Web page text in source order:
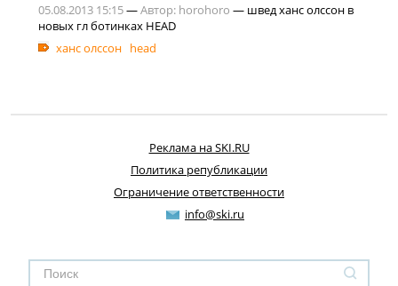
05.08.2013 15:15—Автор: horohoro — швед ханс олссон в
новых гл ботинках HEAD
ханс олссон head
Реклама на SKI.RU
Политика републикации
Ограничение ответственности
info@ski.ru